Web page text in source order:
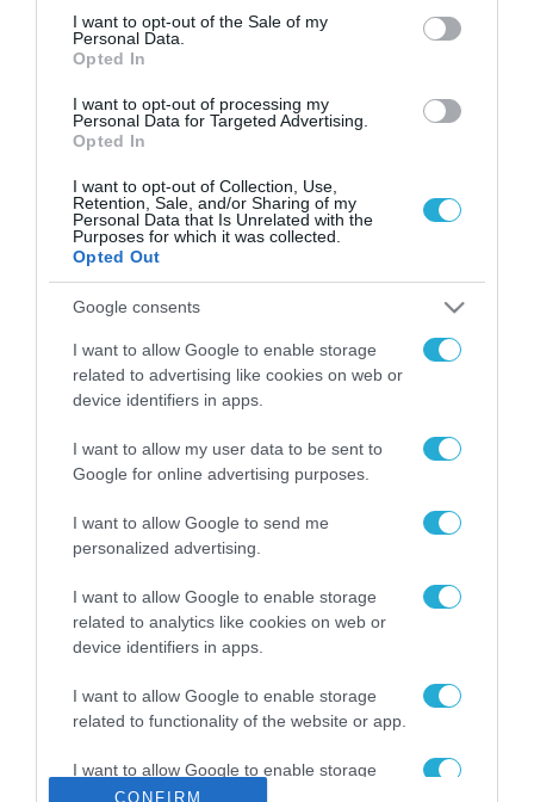
consent section.
I want to opt-out of the Sale of my
Personal Data.
Opted In
I want to opt-out of processing my
Personal Data for Targeted Advertising.
Opted In
I want to opt-out of Collection, Use,
Retention, Sale, and/or Sharing of my
Personal Data that Is Unrelated with the
Purposes for which it was collected.
Opted Out
Google consents
I want to allow Google to enable storage
related to advertising like cookies on web or
device identifiers in apps.
I want to allow my user data to be sent to
Google for online advertising purposes.
I want to allow Google to send me
personalized advertising.
I want to allow Google to enable storage
related to analytics like cookies on web or
device identifiers in apps.
I want to allow Google to enable storage
related to functionality of the website or app.
I want to allow Google to enable storage
related to personalization.
CONFIRM
ΡΟΗ ΕΙΔΗΣΕΩΝ
Το χρηματοδοτούμενο
από την ΕΕ έργο “The
Gaming Police”
ενισχύει την ασφάλεια
των παιδιών στο
31.07.2026
ΑΑΔΕ: Διευκρινίσεις
για τα πρόστιμα σε
αφορούν τους ΦΗΜ
31.07.2026
Σ. Καλαφάτης: «Η
Τεχνητή Νοημοσύνη
δεν είναι απλώς μια
νέα τεχνολογία, είναι
επανάσταση»
Νέος οδηγός του ΕΚΤ
των ελληνικών
επιχειρήσεων στον